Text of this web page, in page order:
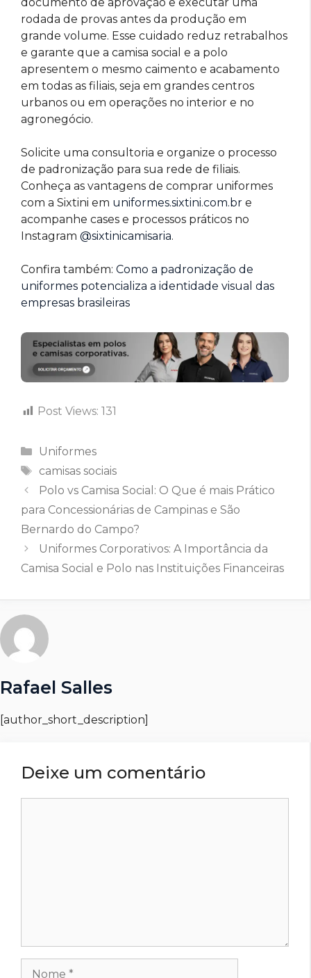
rodada de provas antes da produção em
grande volume. Esse cuidado reduz retrabalhos
e garante que a camisa social e a polo
apresentem o mesmo caimento e acabamento
em todas as filiais, seja em grandes centros
urbanos ou em operações no interior e no
agronegócio.
Solicite uma consultoria e organize o processo
de padronização para sua rede de filiais.
Conheça as vantagens de comprar uniformes
com a Sixtini em uniformes.sixtini.com.br e
acompanhe cases e processos práticos no
Instagram @sixtinicamisaria.
Confira também: Como a padronização de
uniformes potencializa a identidade visual das
empresas brasileiras
Post Views: 131
Categorias
Uniformes
Tags
camisas sociais
Polo vs Camisa Social: O Que é mais Prático
para Concessionárias de Campinas e São
Bernardo do Campo?
Uniformes Corporativos: A Importância da
Camisa Social e Polo nas Instituições Financeiras
Rafael Salles
[author_short_description]
Deixe um comentário